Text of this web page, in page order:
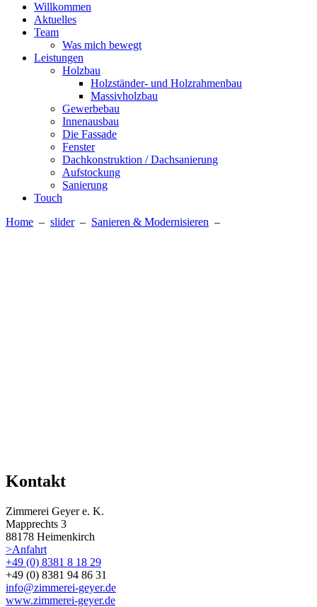
Willkommen
Aktuelles
Team
Was mich bewegt
Leistungen
Holzbau
Holzständer- und Holzrahmenbau
Massivholzbau
Gewerbebau
Innenausbau
Die Fassade
Fenster
Dachkonstruktion / Dachsanierung
Aufstockung
Sanierung
Touch
Home – slider– Sanieren & Modernisieren –
Kontakt
Zimmerei Geyer e. K.
Mapprechts 3
88178 Heimenkirch
>Anfahrt
+49 (0) 8381 8 18 29
+49 (0) 8381 94 86 31
info@zimmerei-geyer.de
www.zimmerei-geyer.de